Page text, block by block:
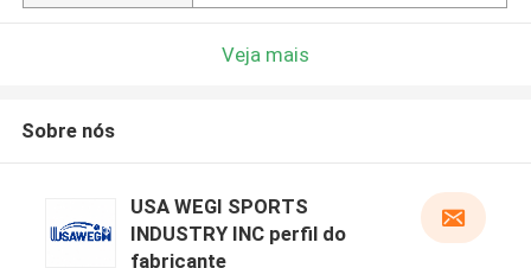
Veja mais
Sobre nós
USA WEGI SPORTS
INDUSTRY INC perfil do
fabricante